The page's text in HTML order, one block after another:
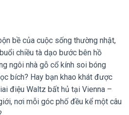
bề của cuộc sống thường nhật,
chiều tà dạo bước bên hồ
ngôi nhà gỗ cổ kính soi bóng
bích? Hay bạn khao khát được
điệu Waltz bất hủ tại Vienna –
nơi mỗi góc phố đều kể một câu